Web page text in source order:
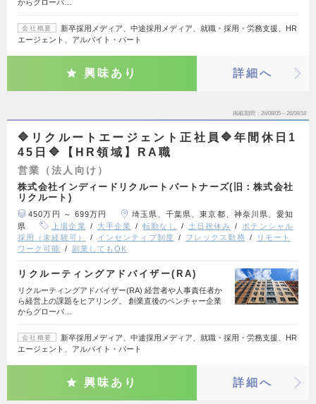
からグローバ…
会社概要
新卒採用メディア、中途採用メディア、就職・採用・労務支援、HR
エージェント、アルバイト・パート
興味あり 詳細へ
掲載期間 26/08/05～26/08/18
🔷リクルートエージェント正社員🔷年間休日1
45日🔷【HR領域】RA職
営業（法人向け）
株式会社インディードリクルートパートナーズ(旧：株式会社
リクルート)
450万円 ～ 699万円
埼玉県、千葉県、東京都、神奈川県、愛知
県
上場企業 大手企業 転勤なし 土日祝休み
ポテンシャル
採用（未経験可）
インセンティブ制度 フレックス勤務
リモート
ワーク可能
副業してもOK
リクルーティングアドバイザー(RA)
リクルーティングアドバイザー(RA) 経営者や人事責任者か
ら経営上の課題をヒアリング。 創業直後のベンチャー企業
からグローバ…
会社概要
新卒採用メディア、中途採用メディア、就職・採用・労務支援、HR
エージェント、アルバイト・パート
興味あり 詳細へ